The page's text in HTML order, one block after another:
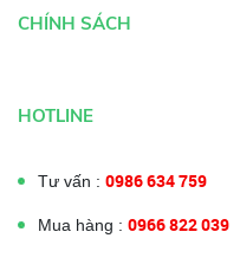
CHÍNH SÁCH
HOTLINE
Tư vấn : 0986 634 759
Mua hàng : 0966 822 039